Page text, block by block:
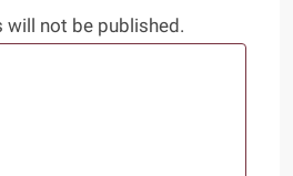
will not be published.